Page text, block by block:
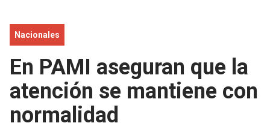
Nacionales
En PAMI aseguran que la
atención se mantiene con
normalidad